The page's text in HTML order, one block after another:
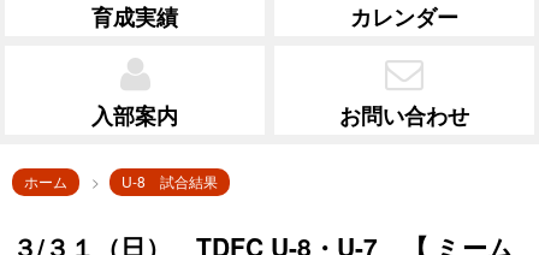
育成実績 カレンダー
入部案内 お問い合わせ
ホーム U-8 試合結果
３/３１（日） TDFC U-8・U-7 【 ミーム